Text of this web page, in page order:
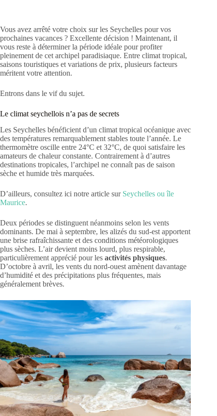
Vous avez arrêté votre choix sur les Seychelles pour vos
prochaines vacances ? Excellente décision ! Maintenant, il
vous reste à déterminer la période idéale pour profiter
pleinement de cet archipel paradisiaque. Entre climat tropical,
saisons touristiques et variations de prix, plusieurs facteurs
méritent votre attention.
Entrons dans le vif du sujet.
Le climat seychellois n’a pas de secrets
Les Seychelles bénéficient d’un climat tropical océanique avec
des températures remarquablement stables toute l’année. Le
thermomètre oscille entre 24°C et 32°C, de quoi satisfaire les
amateurs de chaleur constante. Contrairement à d’autres
destinations tropicales, l’archipel ne connaît pas de saison
sèche et humide très marquées.
D’ailleurs, consultez ici notre article surSeychelles ou île
Maurice.
Deux périodes se distinguent néanmoins selon les vents
dominants. De mai à septembre, les alizés du sud-est apportent
une brise rafraîchissante et des conditions météorologiques
plus sèches. L’air devient moins lourd, plus respirable,
particulièrement apprécié pour les activités physiques.
D’octobre à avril, les vents du nord-ouest amènent davantage
d’humidité et des précipitations plus fréquentes, mais
généralement brèves.